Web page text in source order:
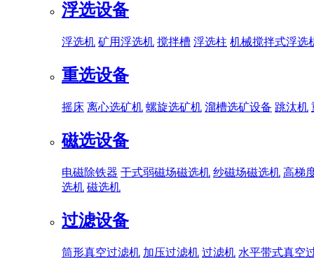
浮选设备
浮选机 矿用浮选机 搅拌槽 浮选柱 机械搅拌式浮选
重选设备
摇床 离心选矿机 螺旋选矿机 溜槽选矿设备 跳汰机
磁选设备
电磁除铁器 干式弱磁场磁选机 纱磁场磁选机 高梯
选机 磁选机
过滤设备
筒形真空过滤机 加压过滤机 过滤机 水平带式真空